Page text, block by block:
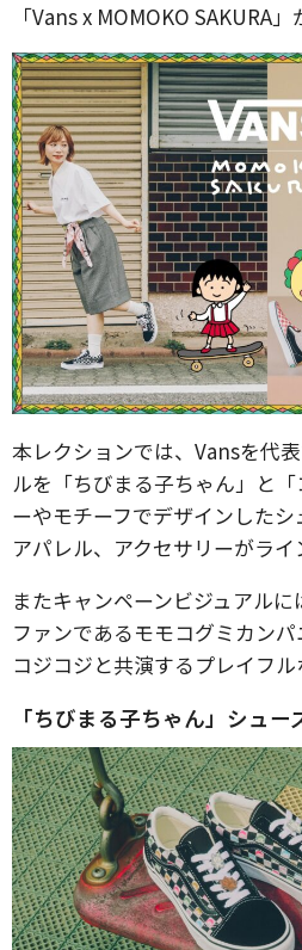
「Vans x MOMOKO SAKURA」
本レクションでは、Vansを代
ルを「ちびまる子ちゃん」と
ーやモチーフでデザインした
アパレル、アクセサリーがライ
またキャンペーンビジュアル
ファンであるモモコグミカンパ
コジコジと共演するプレイフル
「ちびまる子ちゃん」シュー